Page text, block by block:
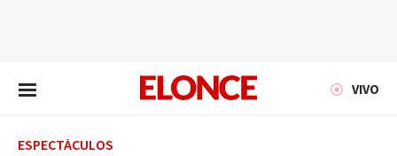
VIVO
ESPECTÁCULOS